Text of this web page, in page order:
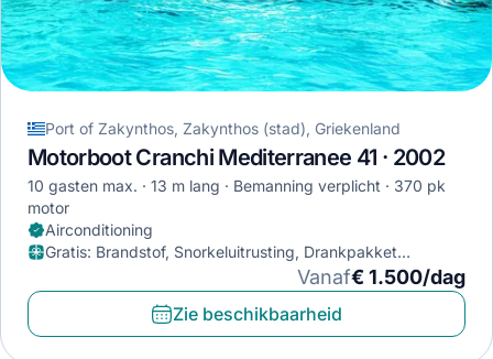
Port of Zakynthos, Zakynthos (stad), Griekenland
Motorboot Cranchi Mediterranee 41 · 2002
10 gasten max. 13 m lang Bemanning verplicht
370 pk
motor
Airconditioning
Gratis: Brandstof, Snorkeluitrusting, Drankpakket
Vanaf€ 1.500/dag
Zie beschikbaarheid